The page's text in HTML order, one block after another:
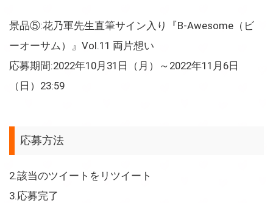
景品⑤:花乃軍先生直筆サイン入り『B-Awesome（ビ
ーオーサム）』Vol.11 両片想い
応募期間:2022年10月31日（月）～2022年11月6日
（日）23:59
応募方法
2.該当のツイートをリツイート
3.応募完了